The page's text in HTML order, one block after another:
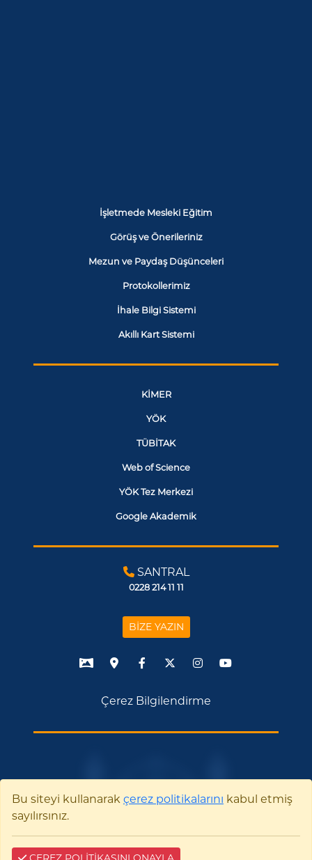
İşletmede Mesleki Eğitim
Görüş ve Önerileriniz
Mezun ve Paydaş Düşünceleri
Protokollerimiz
İhale Bilgi Sistemi
Akıllı Kart Sistemi
KİMER
YÖK
TÜBİTAK
Web of Science
YÖK Tez Merkezi
Google Akademik
SANTRAL
0228 214 11 11
BİZE YAZIN
Çerez Bilgilendirme
Bu siteyi kullanarak çerez politikalarını kabul etmiş
sayılırsınız.